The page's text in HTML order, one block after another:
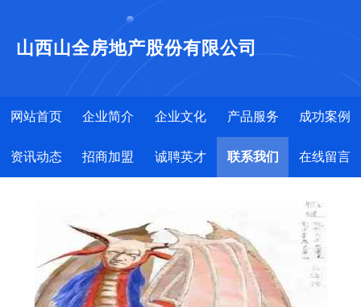
山西山全房地产股份有限公司
网站首页 企业简介 企业文化 产品服务 成功案例
资讯动态 招商加盟 诚聘英才 联系我们 在线留言